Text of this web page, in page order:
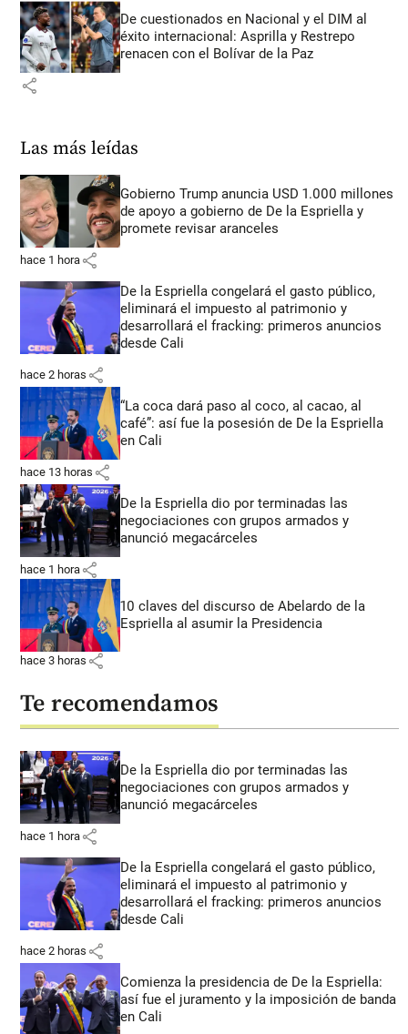
De cuestionados en Nacional y el DIM al
éxito internacional: Asprilla y Restrepo
renacen con el Bolívar de la Paz
share
Las más leídas
Gobierno Trump anuncia USD 1.000 millones
de apoyo a gobierno de De la Espriella y
promete revisar aranceles
hace 1 hora share
De la Espriella congelará el gasto público,
eliminará el impuesto al patrimonio y
desarrollará el fracking: primeros anuncios
desde Cali
hace 2 horas share
“La coca dará paso al coco, al cacao, al
café”: así fue la posesión de De la Espriella
en Cali
hace 13 horas share
De la Espriella dio por terminadas las
negociaciones con grupos armados y
anunció megacárceles
hace 1 hora share
10 claves del discurso de Abelardo de la
Espriella al asumir la Presidencia
hace 3 horas share
Te recomendamos
De la Espriella dio por terminadas las
negociaciones con grupos armados y
anunció megacárceles
hace 1 hora share
De la Espriella congelará el gasto público,
eliminará el impuesto al patrimonio y
desarrollará el fracking: primeros anuncios
desde Cali
hace 2 horas share
Comienza la presidencia de De la Espriella:
así fue el juramento y la imposición de banda
en Cali